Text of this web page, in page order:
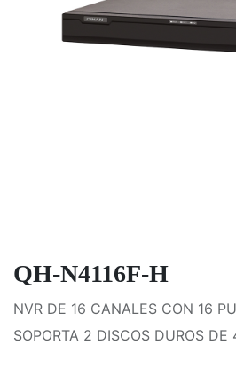
QH-N4116F-H
NVR DE 16 CANALES CON 16
SOPORTA 2 DISCOS DUROS DE